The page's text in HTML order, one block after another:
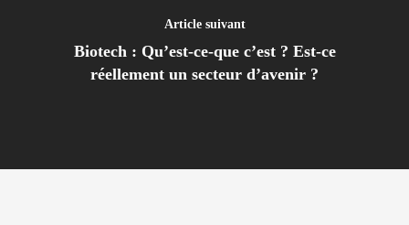
Article suivant
Biotech : Qu’est-ce-que c’est ? Est-ce
réellement un secteur d’avenir ?